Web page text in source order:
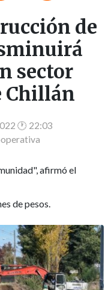
de
sector
Chillán
🕐 22:03
afirmó el
de pesos.